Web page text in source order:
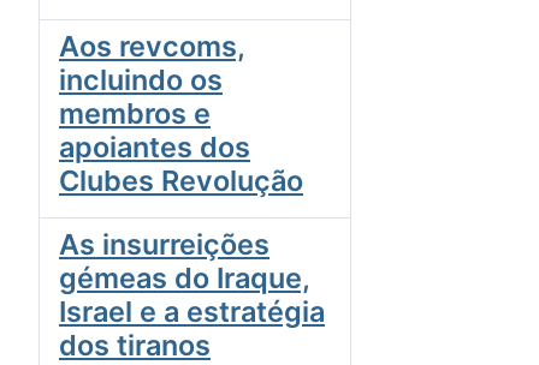
Aos revcoms,
incluindo os
membros e
apoiantes dos
Clubes Revolução
As insurreições
gémeas do Iraque,
Israel e a estratégia
dos tiranos